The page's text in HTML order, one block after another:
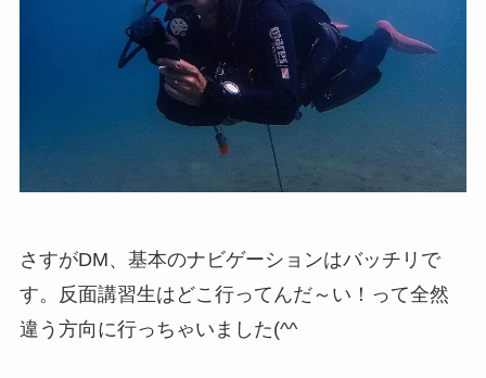
さすがDM、基本のナビゲーションはバッチリで
す。反面講習生はどこ行ってんだ～い！って全然
違う方向に行っちゃいました(^^ゞ